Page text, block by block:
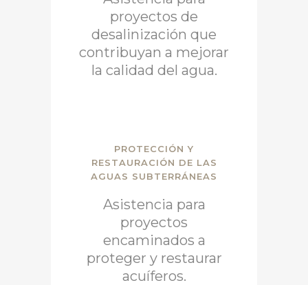
proyectos de
desalinización que
contribuyan a mejorar
la calidad del agua.
PROTECCIÓN Y
RESTAURACIÓN DE LAS
AGUAS SUBTERRÁNEAS
Asistencia para
proyectos
encaminados a
proteger y restaurar
acuíferos.